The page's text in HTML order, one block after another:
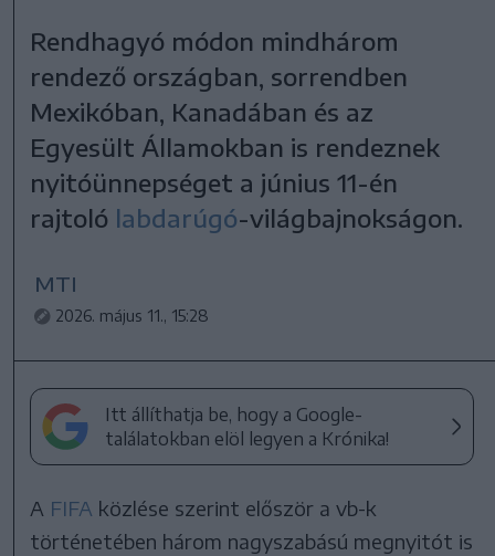
Rendhagyó módon mindhárom
rendező országban, sorrendben
Mexikóban, Kanadában és az
Egyesült Államokban is rendeznek
nyitóünnepséget a június 11-én
rajtoló labdarúgó-világbajnokságon.
MTI
2026. május 11., 15:28
Itt állíthatja be, hogy a Google-
találatokban elöl legyen a Krónika!
A FIFA közlése szerint először a vb-k
történetében három nagyszabású megnyitót is